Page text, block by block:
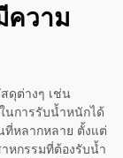
ความ
ดุต่างๆ เช่น
นการรับน้ำหนักได้
ที่หลากหลาย ตั้งแต่
าหกรรมที่ต้องรับน้ำ